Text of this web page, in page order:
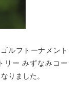
ルフトーナメント
リー みずなみコー
りました。